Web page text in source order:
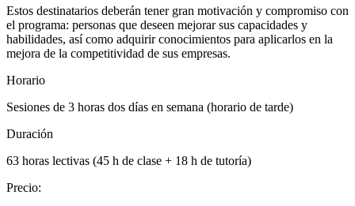
Estos destinatarios deberán tener gran motivación y compromiso con
el programa: personas que deseen mejorar sus capacidades y
habilidades, así como adquirir conocimientos para aplicarlos en la
mejora de la competitividad de sus empresas.
Horario
Sesiones de 3 horas dos días en semana (horario de tarde)
Duración
63 horas lectivas (45 h de clase + 18 h de tutoría)
Precio: